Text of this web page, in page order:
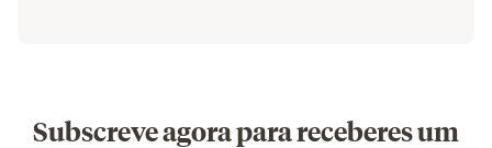
Subscreve agora para receberes um